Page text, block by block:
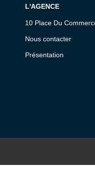
L'AGENCE
10 Place Du
Nous contacter
Présentation